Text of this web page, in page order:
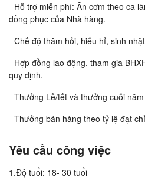
- Hỗ trợ miễn phí: Ăn cơm theo ca
đồng phục của Nhà hàng.
- Chế độ thăm hỏi, hiếu hỉ, sinh
- Hợp đồng lao động, tham gia
quy định.
- Thưởng Lễ/tết và thưởng cuối năm
- Thưởng bán hàng theo tỷ lệ đạt
Yêu cầu công việc
1.Độ tuổi: 18- 30 tuổi